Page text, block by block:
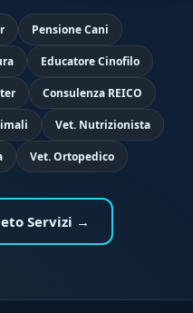
Pensione Cani
Educatore Cinofilo
Consulenza REICO
Vet. Nutrizionista
Vet. Ortopedico
Servizi →